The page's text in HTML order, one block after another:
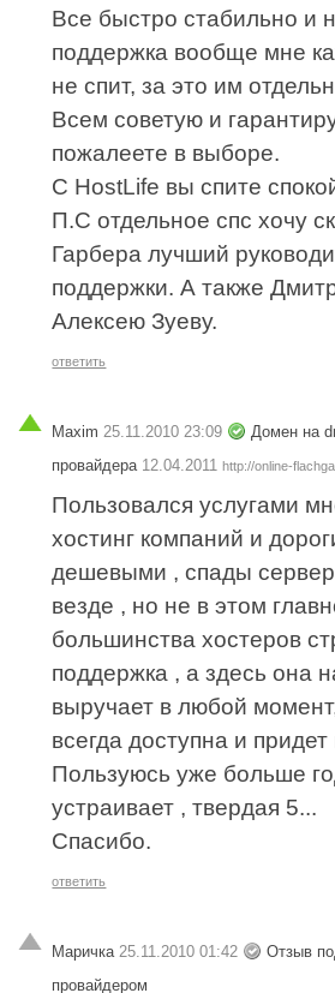
Все быстро стабильно и
поддержка вообще мне
не спит, за это им
Всем советую и
пожалеете в выборе.
С HostLife вы спите
П.С отдельное спс хочу
Гарбера лучший
поддержки. А также
Алексею Зуеву.
ответить
Maxim 25.11.2010 23:09
Домен на
провайдера 12.04.2011 http://online-
Пользовался услугами
хостинг компаний и
дешевыми , спады
везде , но не в этом
большинства хостеров
поддержка , а здесь она
выручает в любой
всегда доступна и
Пользуюсь уже больше
устраивает , твердая 5...
Спасибо.
ответить
Маричка 25.11.2010 01:42
Отзыв
провайдером